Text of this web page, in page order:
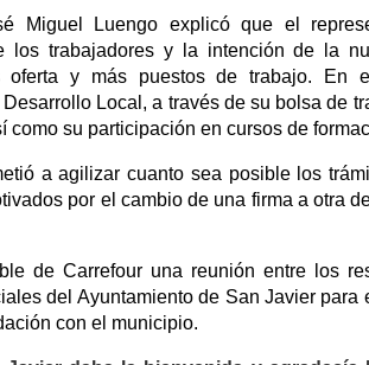
Miguel Luengo explicó que el
los trabajadores y la intención de la
oferta y más puestos de trabajo.
Local, a través de su bolsa de
como su participación en cursos de
a agilizar cuanto sea posible los
por el cambio de una firma a otra
de Carrefour una reunión entre los
del Ayuntamiento de San Javier para
con el municipio.